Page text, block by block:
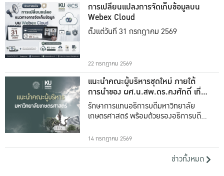
การเปลี่ยนแปลงการจัดเก็บข้อมูลบน
Webex Cloud
ตั้งแต่วันที่ 31 กรกฎาคม 2569
22 กรกฎาคม 2569
แนะนำคณะผู้บริหารชุดใหม่ ภายใต้
การนำของ ผศ.น.สพ.ดร.คงศักดิ์ เที่ยง
ธรรม
รักษาการแทนอธิการบดีมหาวิทยาลัย
เกษตรศาสตร์ พร้อมด้วยรองอธิการบดีทั้ง
14 กรกฎาคม 2569
ข่าวทั้งหมด